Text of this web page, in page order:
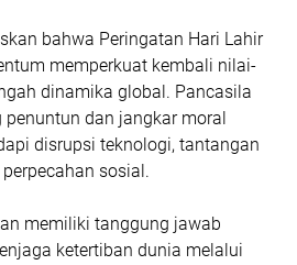
bahwa Peringatan Hari Lahir
memperkuat kembali nilai-
dinamika global. Pancasila
dan jangkar moral
disrupsi teknologi, tantangan
sosial.
memiliki tanggung jawab
ketertiban dunia melalui